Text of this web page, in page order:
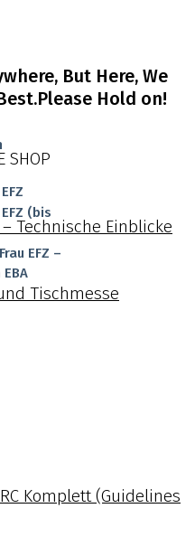
But Here, We
Hold on!
SHOP
Technische Einblicke
Tischmesse
Komplett (Guidelines
(bis
EFZ –